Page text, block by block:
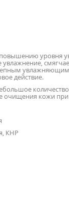
уровня
увлажнение,
действие.
очищения кожи
КНР